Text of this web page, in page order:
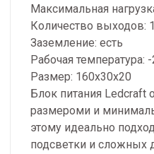
Максимальная
Количество выходов: 1
Заземление: есть
Рабочая температура:
Размер: 160x30x20
Блок питания Ledcraft
размероми и
этому идеально
подсветки и сложных